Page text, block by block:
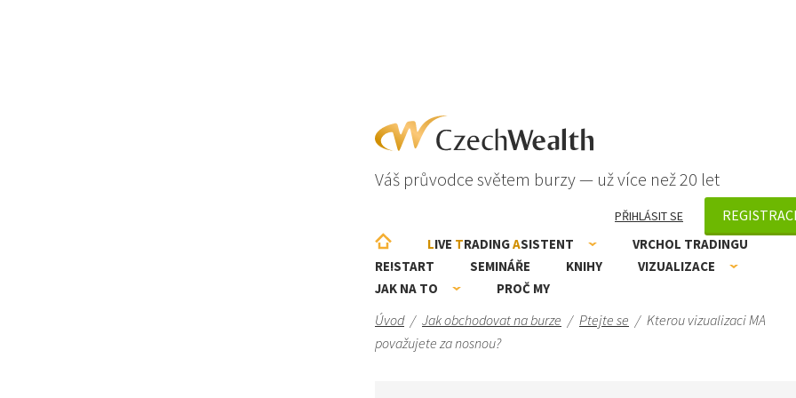
Váš průvodce světem burzy — už více než 20 let
PŘIHLÁSIT SE
LIVE TRADINGASISTENT
VRCHOL TRADINGU
RE!START
SEMINÁŘE KNIHY
VIZUALIZACE
JAK NA TO
PROČ MY
Úvod / Jak obchodovat na burze / Ptejte se / Kterou vizualizaci MA
považujete za nosnou?